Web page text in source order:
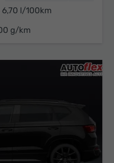
6,70 l/100km
g/km